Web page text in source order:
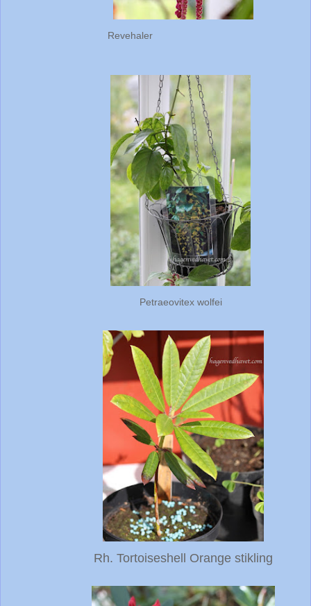
Revehaler
Petraeovitex wolfei
Rh. Tortoiseshell Orange stikling